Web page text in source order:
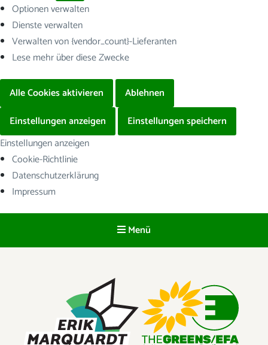
Optionen verwalten
Dienste verwalten
Verwalten von {vendor_count}-Lieferanten
Lese mehr über diese Zwecke
Alle Cookies aktivieren
Ablehnen
Einstellungen anzeigen
Einstellungen speichern
Einstellungen anzeigen
Cookie-Richtlinie
Datenschutzerklärung
Impressum
Menü